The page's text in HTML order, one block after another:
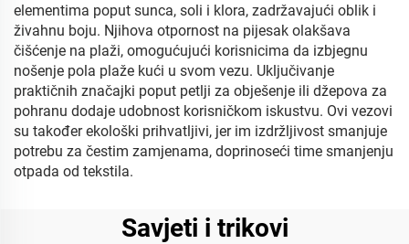
elementima poput sunca, soli i klora, zadržavajući oblik i
živahnu boju. Njihova otpornost na pijesak olakšava
čišćenje na plaži, omogućujući korisnicima da izbjegnu
nošenje pola plaže kući u svom vezu. Uključivanje
praktičnih značajki poput petlji za obješenje ili džepova za
pohranu dodaje udobnost korisničkom iskustvu. Ovi vezovi
su također ekološki prihvatljivi, jer im izdržljivost smanjuje
potrebu za čestim zamjenama, doprinoseći time smanjenju
otpada od tekstila.
Savjeti i trikovi